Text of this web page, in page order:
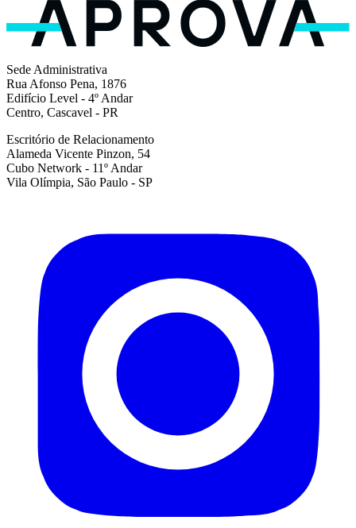
Sede Administrativa
Rua Afonso Pena, 1876
Edifício Level - 4º Andar
Centro, Cascavel - PR
Escritório de Relacionamento
Alameda Vicente Pinzon, 54
Cubo Network - 11º Andar
Vila Olímpia, São Paulo - SP